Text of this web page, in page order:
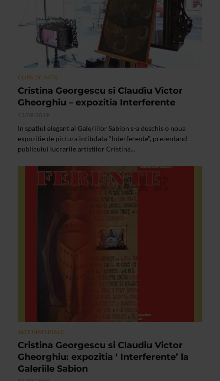
CLIPA DE ARTA
Cristina Georgescu si Claudiu Victor
Gheorghiu – expozitia Interferente
13/09/2019
In spatiul elegant al Galeriilor Sabion s-a deschis o noua
expozitie de pictura intitulata "Interferente", prezentand
publicului lucrarile artistilor Cristina...
ALTE MATERIALE
Cristina Georgescu si Claudiu Victor
Gheorghiu: expozitia ‘ Interferente’ la
Galeriile Sabion